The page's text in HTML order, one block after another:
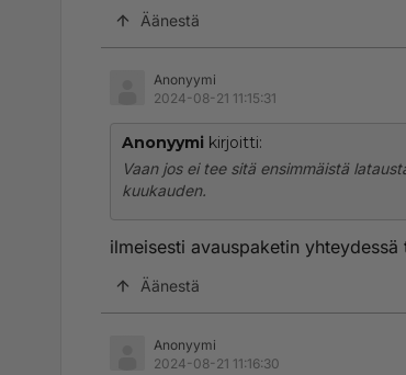
Äänestä
Anonyymi
2024-08-21 11:15:31
Anonyymi kirjoitti:
Vaan jos ei tee sitä ensimmäistä
kuukauden.
ilmeisesti avauspaketin
Äänestä
Anonyymi
2024-08-21 11:16:30